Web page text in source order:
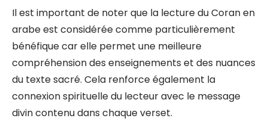
Il est important de noter que la lecture du Coran en
arabe est considérée comme particulièrement
bénéfique car elle permet une meilleure
compréhension des enseignements et des nuances
du texte sacré. Cela renforce également la
connexion spirituelle du lecteur avec le message
divin contenu dans chaque verset.